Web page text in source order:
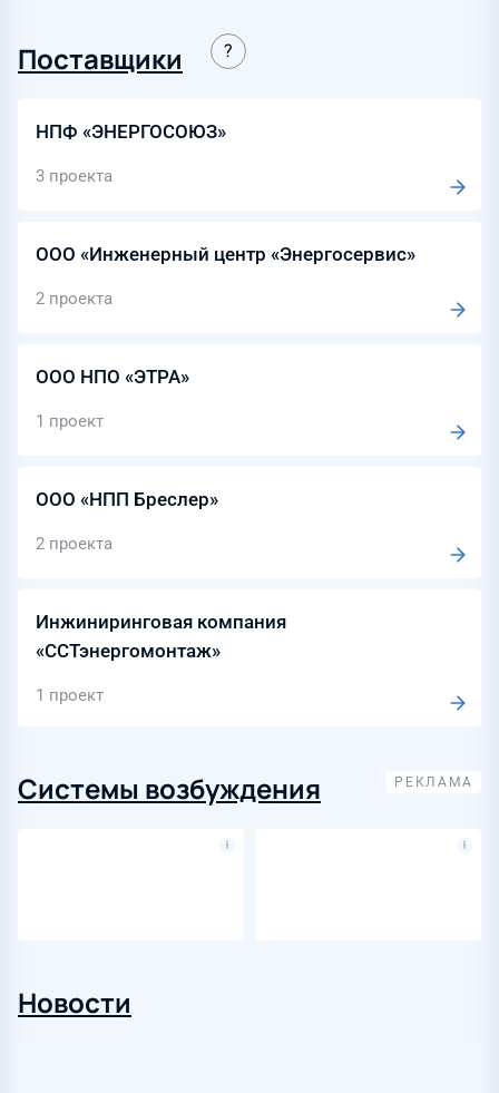
Поставщики
НПФ «ЭНЕРГОСОЮЗ»
3 проекта
ООО «Инженерный центр «Энергосервис»
2 проекта
ООО НПО «ЭТРА»
1 проект
ООО «НПП Бреслер»
2 проекта
Инжиниринговая компания
«ССТэнергомонтаж»
1 проект
Системы возбуждения
Новости